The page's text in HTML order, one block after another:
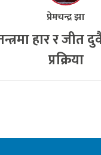
प्रेमचन्द्र झा
हार र जीत
प्रक्रिया